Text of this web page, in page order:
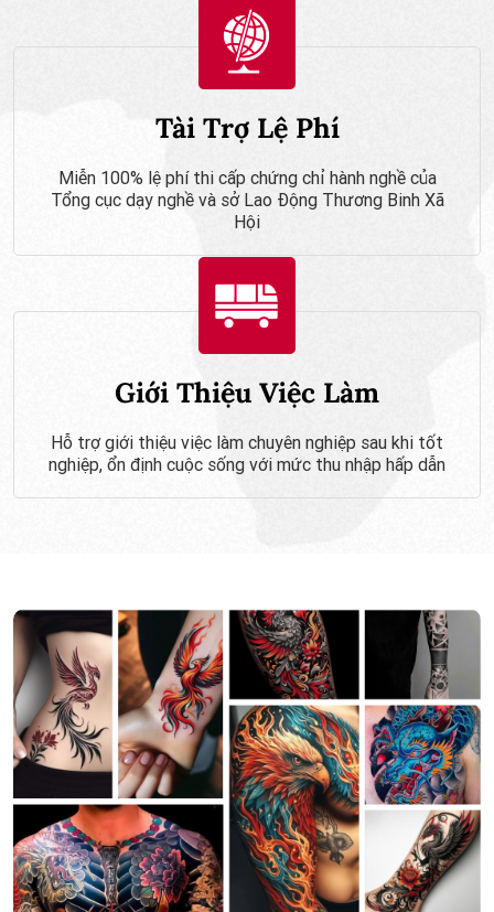
Tài Trợ Lệ Phí
Miễn 100% lệ phí thi cấp chứng chỉ hành nghề của
Tổng cục dạy nghề và sở Lao Động Thương Binh Xã
Hội
Giới Thiệu Việc Làm
Hỗ trợ giới thiệu việc làm chuyên nghiệp sau khi tốt
nghiệp, ổn định cuộc sống với mức thu nhập hấp dẫn